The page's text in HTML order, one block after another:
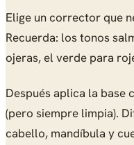
Elige un corrector que
Recuerda: los tonos
ojeras, el verde para
Después aplica la base
(pero siempre limpia).
cabello, mandíbula y